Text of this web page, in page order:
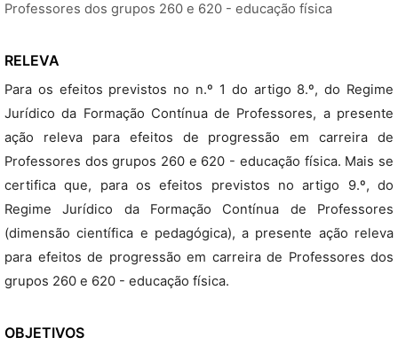
Professores dos grupos 260 e 620 - educação física
RELEVA
Para os efeitos previstos no n.º 1 do artigo 8.º, do Regime
Jurídico da Formação Contínua de Professores, a presente
ação releva para efeitos de progressão em carreira de
Professores dos grupos 260 e 620 - educação física. Mais se
certifica que, para os efeitos previstos no artigo 9.º, do
Regime Jurídico da Formação Contínua de Professores
(dimensão científica e pedagógica), a presente ação releva
para efeitos de progressão em carreira de Professores dos
grupos 260 e 620 - educação física.
OBJETIVOS